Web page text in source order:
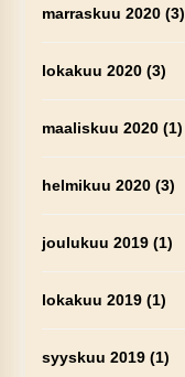
marraskuu 2020(3)
lokakuu 2020(3)
maaliskuu 2020(1)
helmikuu 2020(3)
joulukuu 2019(1)
lokakuu 2019(1)
syyskuu 2019(1)